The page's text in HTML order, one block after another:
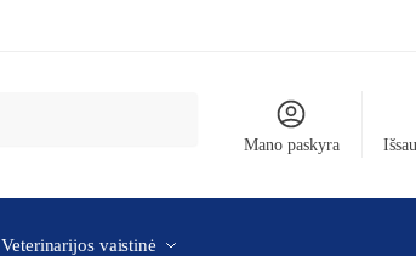
Mano paskyra
Veterinarijos vaistinė